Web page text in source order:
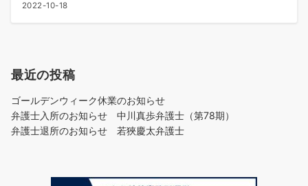
2022-10-18
最近の投稿
ゴールデンウィーク休業のお知らせ
弁護士入所のお知らせ 中川真歩弁護士（第78期）
弁護士退所のお知らせ 若狹慶太弁護士